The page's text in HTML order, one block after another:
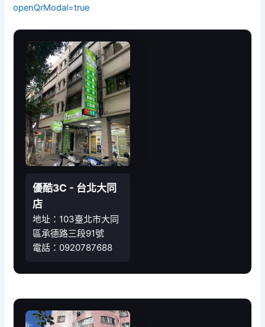
openQrModal=true
優酷3C - 台北大同
店
地址：103臺北市大同
區承德路三段91號
電話：0920787688